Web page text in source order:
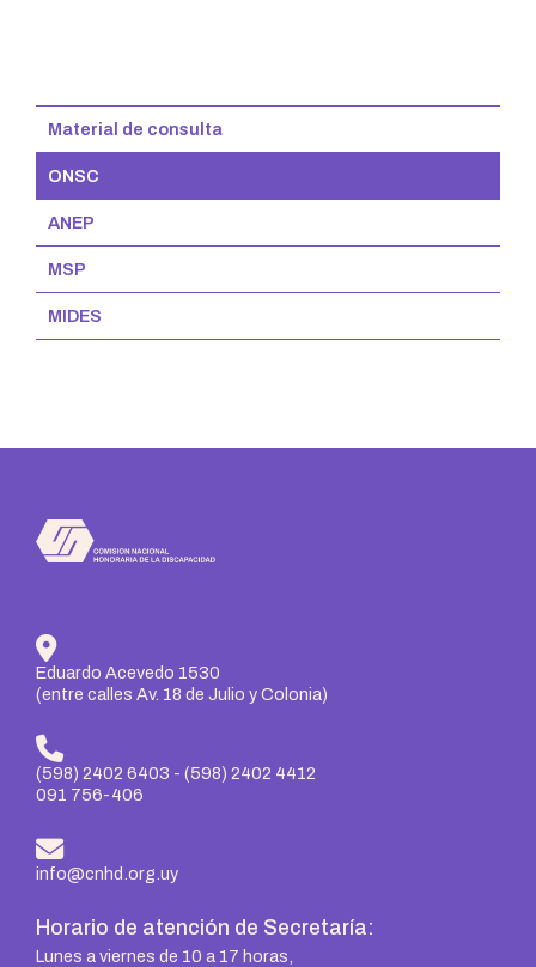
Material de consulta
ONSC
ANEP
MSP
MIDES
Eduardo Acevedo 1530
(entre calles Av. 18 de Julio y Colonia)
(598) 2402 6403 - (598) 2402 4412
091 756-406
info@cnhd.org.uy
Horario de atención de Secretaría:
Lunes a viernes de 10 a 17 horas,